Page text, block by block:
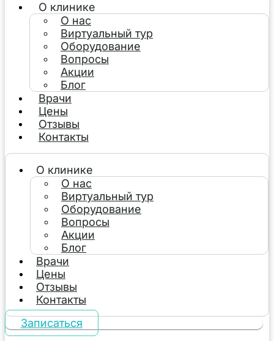
О клинике
О нас
Виртуальный тур
Оборудование
Вопросы
Акции
Блог
Врачи
Цены
Отзывы
Контакты
О клинике
О нас
Виртуальный тур
Оборудование
Вопросы
Акции
Блог
Врачи
Цены
Отзывы
Контакты
Записаться